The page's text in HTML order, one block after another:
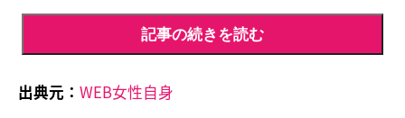
記事の続きを読む
出典元： WEB女性自身